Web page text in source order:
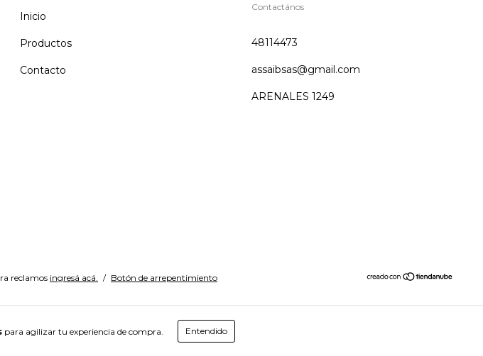
para agilizar tu experiencia de compra. Entendido
Inicio
Productos
Contacto
Contactános
48114473
assaibsas@gmail.com
ARENALES 1249
reclamos ingresá acá. / Botón de arrepentimiento